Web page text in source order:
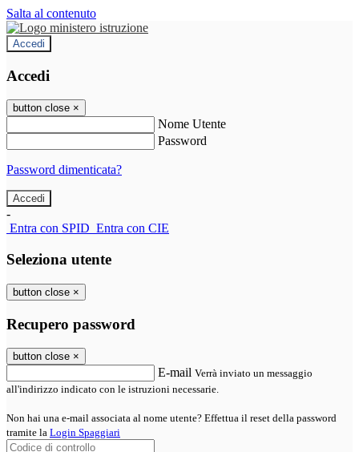
Salta al contenuto
Accedi
Accedi
button close ×
Nome Utente
Password
Password dimenticata?
-
Entra con SPID Entra con CIE
Seleziona utente
button close ×
Recupero password
button close ×
E-mail Verrà inviato un messaggio
all'indirizzo indicato con le istruzioni necessarie.
Non hai una e-mail associata al nome utente? Effettua il reset della password
tramite la Login Spaggiari